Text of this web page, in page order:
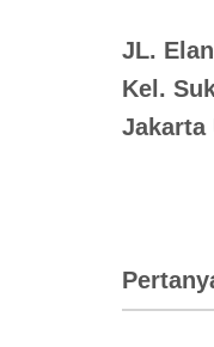
JL.
Kel.
Jakarta